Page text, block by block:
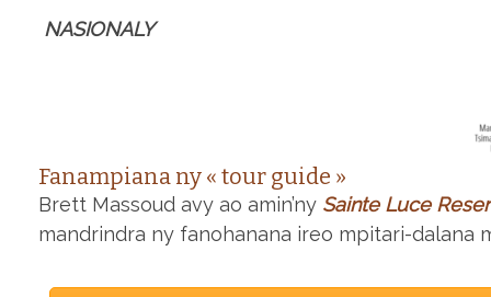
NASIONALY
Fanampiana ny « tour guide »
Brett Massoud avy ao amin’ny Sainte Luce
mandrindra ny fanohanana ireo mpitari-dalana